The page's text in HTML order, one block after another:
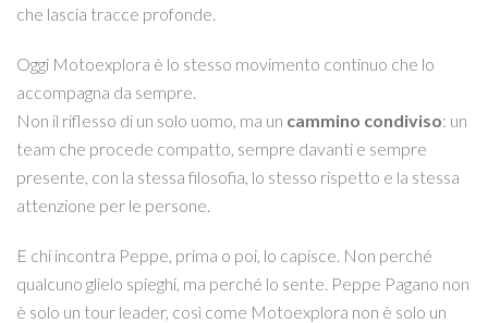
che lascia tracce profonde.
Oggi Motoexplora è lo stesso movimento continuo che lo
accompagna da sempre.
Non il riflesso di un solo uomo, ma un cammino condiviso: un
team che procede compatto, sempre davanti e sempre
presente, con la stessa filosofia, lo stesso rispetto e la stessa
attenzione per le persone.
E chi incontra Peppe, prima o poi, lo capisce. Non perché
qualcuno glielo spieghi, ma perché lo sente. Peppe Pagano non
è solo un tour leader, così come Motoexplora non è solo un